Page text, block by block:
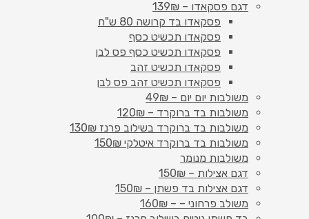
דגם פסקאדו – 139₪
פסקאדו בד קרושה 80 ש"ח
פסקאדו תכשיט כסף
פסקאדו תכשיט כסף פס לבן
פסקאדו תכשיט זהב
פסקאדו תכשיט זהב פס לבן
משולבות יום יום – 49₪
משולבות בד ברוקרד – 120₪
משולבות בד ברוקרד בשילוב פרנז 130₪
משולבות בד ברוקרד איטלקי 150₪
משולבות מנומר
דגם אצילות – 150₪
דגם אצילות בד פשתן – 150₪
משולב פרחוני – – 160₪